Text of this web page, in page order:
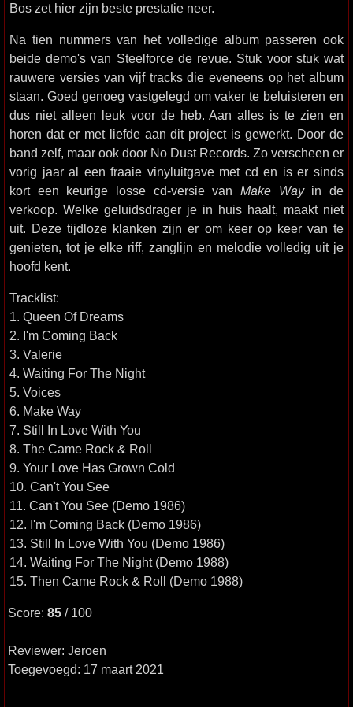
Bos zet hier zijn beste prestatie neer.
Na tien nummers van het volledige album passeren ook
beide demo's van Steelforce de revue. Stuk voor stuk wat
rauwere versies van vijf tracks die eveneens op het album
staan. Goed genoeg vastgelegd om vaker te beluisteren en
dus niet alleen leuk voor de heb. Aan alles is te zien en
horen dat er met liefde aan dit project is gewerkt. Door de
band zelf, maar ook door No Dust Records. Zo verscheen er
vorig jaar al een fraaie vinyluitgave met cd en is er sinds
kort een keurige losse cd-versie van Make Wayin de
verkoop. Welke geluidsdrager je in huis haalt, maakt niet
uit. Deze tijdloze klanken zijn er om keer op keer van te
genieten, tot je elke riff, zanglijn en melodie volledig uit je
hoofd kent.
Tracklist:
1. Queen Of Dreams
2. I'm Coming Back
3. Valerie
4. Waiting For The Night
5. Voices
6. Make Way
7. Still In Love With You
8. The Came Rock & Roll
9. Your Love Has Grown Cold
10. Can't You See
11. Can't You See (Demo 1986)
12. I'm Coming Back (Demo 1986)
13. Still In Love With You (Demo 1986)
14. Waiting For The Night (Demo 1988)
15. Then Came Rock & Roll (Demo 1988)
Score: 85 / 100
Reviewer: Jeroen
Toegevoegd: 17 maart 2021